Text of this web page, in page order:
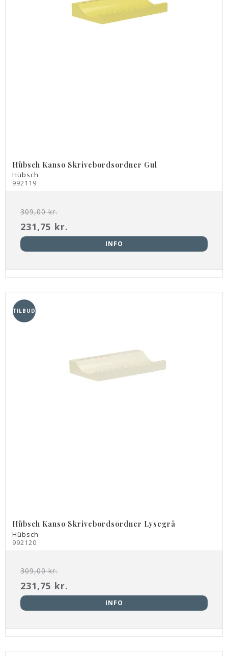
Hübsch Kanso Skrivebordsordner Gul
Hübsch
992119
309,00 kr.
231,75 kr.
INFO
TILBUD
Hübsch Kanso Skrivebordsordner Lysegrå
Hübsch
992120
309,00 kr.
231,75 kr.
INFO